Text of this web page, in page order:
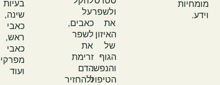
מומחיות
וידע.
ולשפר
האיזון
הגוף
והנפש.
הטיפול
על
כאבים,
לשפר
את
זרימת
הדם
ולהחזיר
בעיות
שינה,
כאבי
ראש,
כאבי
מפרקים
ועוד